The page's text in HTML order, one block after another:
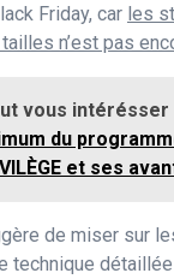
Friday, car les
n’est pas
vous intérésser
du
et ses
de miser sur
technique